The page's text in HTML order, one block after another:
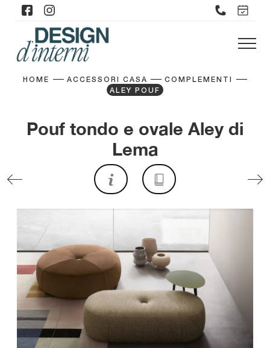
HOME ACCESSORI CASA
COMPLEMENTI
ALEY POUF
Pouf tondo e ovale Aley di
Lema